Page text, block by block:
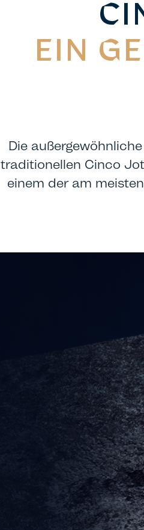
EIN
Die
traditionellen Cinco
einem der am